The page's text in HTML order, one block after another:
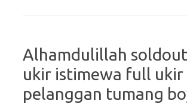
Alhamdulillah
ukir istimewa full ukir
pelanggan tumang